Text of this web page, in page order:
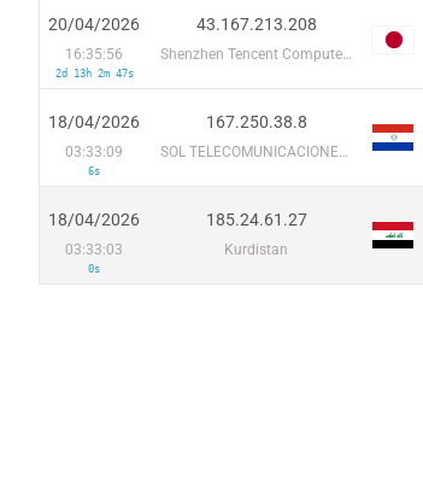
20/04/2026
16:35:56
2d 13h 2m 47s
43.167.213.208
Shenzhen Tencent Computer Systems Company Limited
18/04/2026
03:33:09
6s
167.250.38.8
SOL TELECOMUNICACIONES S.A.
18/04/2026
03:33:03
0s
185.24.61.27
Kurdistan